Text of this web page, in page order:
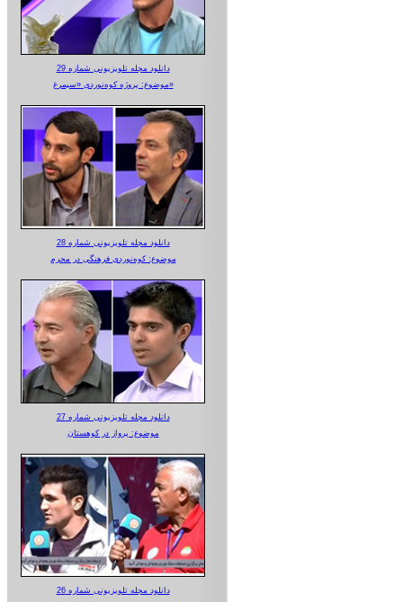
دانلود مجله تلویزیونی شماره 29
موضوع: پروژه کوه‌نوردی «سیمرغ»
دانلود مجله تلویزیونی شماره 28
موضوع: کوه‌نوردی فرهنگی در محرم
دانلود مجله تلویزیونی شماره 27
موضوع: پرواز در کوهستان
دانلود مجله تلویزیونی شماره 26